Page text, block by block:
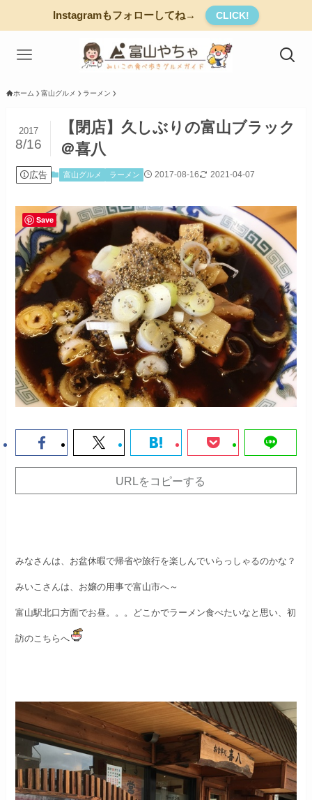
Instagramもフォローしてね→ CLICK!
ホーム 富山グルメ ラーメン
【閉店】久しぶりの富山ブラック
＠喜八
2017
8/16
広告 富山グルメ ラーメン 2017-08-16 2021-04-07
URLをコピーする
みなさんは、お盆休暇で帰省や旅行を楽しんでいらっしゃるのかな？
みいこさんは、お嬢の用事で富山市へ～
富山駅北口方面でお昼。。。 どこかでラーメン食べたいなと思い、初
訪のこちらへ
Save